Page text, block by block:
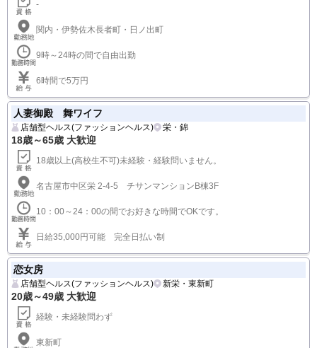
-
関内・伊勢佐木長者町・日ノ出町
9時～24時の間で自由出勤
6時間で5万円
人妻御殿 舞ワイフ
店舗型ヘルス(ファッションヘルス) 栄・錦
18歳～65歳 大歓迎
18歳以上(高校生不可)未経験・経験問いません。
名古屋市中区栄 2-4-5 チサンマンションB棟3F
10：00～24：00の間でお好きな時間でOKです。
日給35,000円可能 完全日払い制
恋女房
店舗型ヘルス(ファッションヘルス) 新栄・東新町
20歳～49歳 大歓迎
経験・未経験問わず
東新町